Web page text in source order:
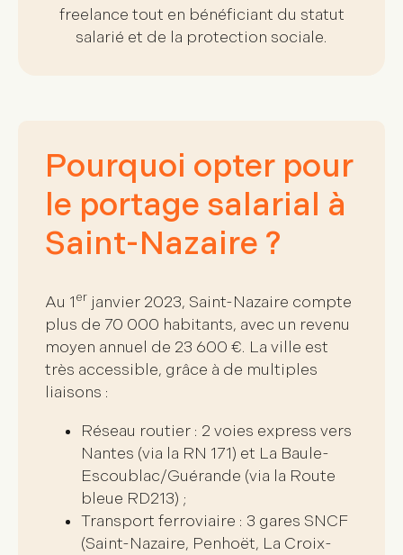
freelance tout en bénéficiant du statut
salarié et de la protection sociale.
Pourquoi opter pour
le portage salarial à
Saint-Nazaire ?
Au 1er janvier 2023, Saint-Nazaire compte
plus de 70 000 habitants, avec un revenu
moyen annuel de 23 600 €. La ville est
très accessible, grâce à de multiples
liaisons :
Réseau routier : 2 voies express vers
Nantes (via la RN 171) et La Baule-
Escoublac/Guérande (via la Route
bleue RD213) ;
Transport ferroviaire : 3 gares SNCF
(Saint-Nazaire, Penhoët, La Croix-